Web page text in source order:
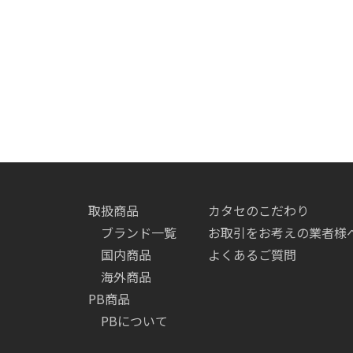
取扱商品
ブランド一覧
国内商品
海外商品
PB商品
PBについて
カタセのこだわり
お取引をお考えの業者様
よくあるご質問